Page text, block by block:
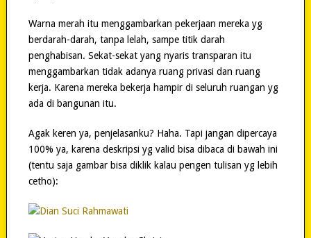
Warna merah itu menggambarkan pekerjaan mereka yg
berdarah-darah, tanpa lelah, sampe titik darah
penghabisan. Sekat-sekat yang nyaris transparan itu
menggambarkan tidak adanya ruang privasi dan ruang
kerja. Karena mereka bekerja hampir di seluruh ruangan yg
ada di bangunan itu.
Agak keren ya, penjelasanku? Haha. Tapi jangan dipercaya
100% ya, karena deskripsi yg valid bisa dibaca di bawah ini
(tentu saja gambar bisa diklik kalau pengen tulisan yg lebih
cetho):